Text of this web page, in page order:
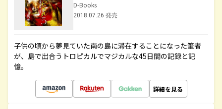
D-Books
2018.07.26 発売
子供の頃から夢見ていた南の島に滞在することになった筆者
が、島で出合うトロピカルでマジカルな45日間の記録と記
憶。
詳細を見る